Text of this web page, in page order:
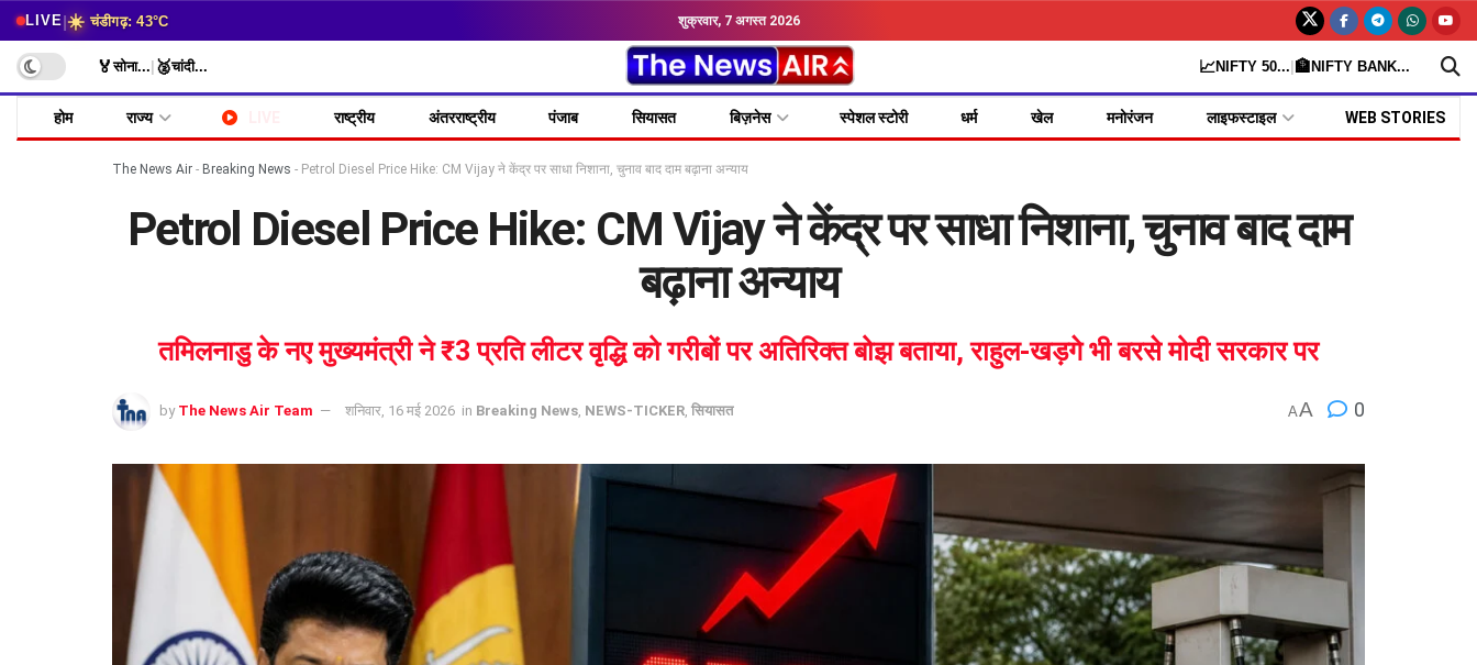
LIVE|☀️ चंडीगढ़: 43°C शुक्रवार, 7 अगस्त 2026
🏅सोना... 🥈चांदी... 📈NIFTY 50... 🏦NIFTY BANK...
होम राज्य राष्ट्रीय अंतरराष्ट्रीय पंजाब सियासत बिज़नेस स्पेशल स्टोरी धर्म खेल मनोरंजन लाइफस्टाइल WEB STORIES
The News Air - Breaking News - Petrol Diesel Price Hike: CM Vijay ने केंद्र पर साधा निशाना, चुनाव बाद दाम बढ़ाना अन्याय
Petrol Diesel Price Hike: CM Vijay ने केंद्र पर साधा निशाना, चुनाव बाद दाम
बढ़ाना अन्याय
तमिलनाडु के नए मुख्यमंत्री ने ₹3 प्रति लीटर वृद्धि को गरीबों पर अतिरिक्त बोझ बताया, राहुल-खड़गे भी बरसे मोदी सरकार पर
by The News Air Team शनिवार, 16 मई 2026 in Breaking News NEWS-TICKER सियासत AA 0